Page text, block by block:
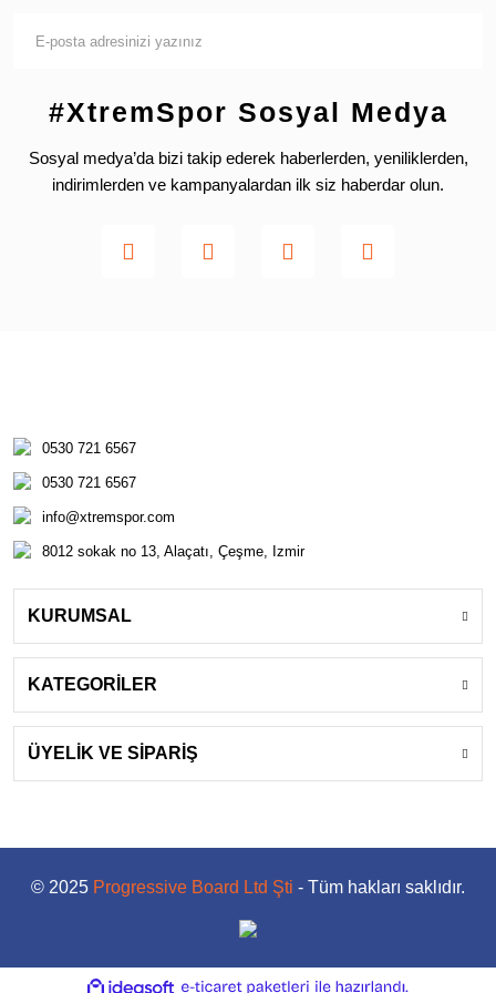
#XtremSpor Sosyal Medya
Sosyal medya’da bizi takip ederek haberlerden, yeniliklerden,
indirimlerden ve kampanyalardan ilk siz haberdar olun.
0530 721 6567
0530 721 6567
info@xtremspor.com
8012 sokak no 13, Alaçatı, Çeşme, Izmir
KURUMSAL
KATEGORİLER
ÜYELİK VE SİPARİŞ
© 2025 Progressive Board Ltd Şti - Tüm hakları saklıdır.
ideasoft e-